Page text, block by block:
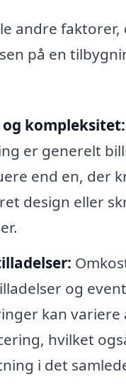
andre faktorer,
på en
og kompleksitet:
er generelt
end en, der
design eller
og
kan
hvilket
i det